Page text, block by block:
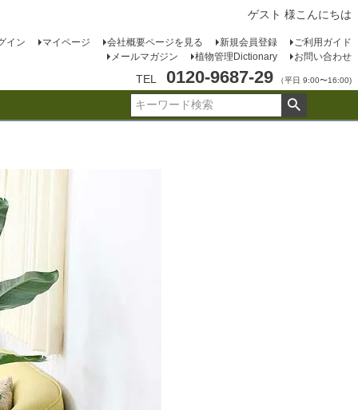
ゲスト 様こんにちは
イン マイページ 会社概要ページを見る 新規会員登録
ご利用ガイド
メールマガジン
植物管理Dictionary お問い合わせ
TEL 0120-9687-29 （平日 9:00〜16:00)